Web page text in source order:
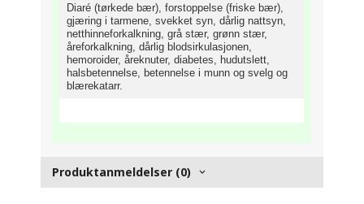
Diaré (tørkede bær), forstoppelse (friske bær),
gjæring i tarmene, svekket syn, dårlig nattsyn,
netthinneforkalkning, grå stær, grønn stær,
åreforkalkning, dårlig blodsirkulasjonen,
hemoroider, åreknuter, diabetes, hudutslett,
halsbetennelse, betennelse i munn og svelg og
blærekatarr.
Produktanmeldelser (0)